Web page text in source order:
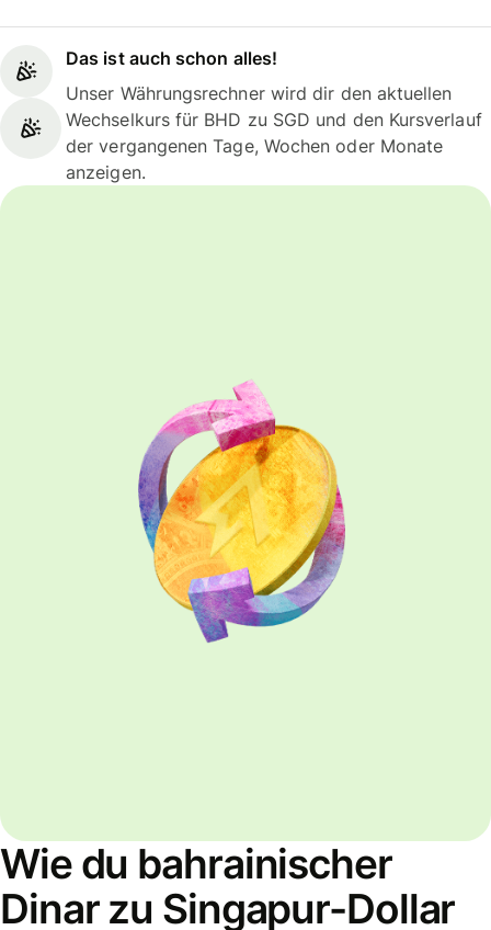
Das ist auch schon alles!
Unser Währungsrechner wird dir den aktuellen
Wechselkurs für BHD zu SGD und den Kursverlauf
der vergangenen Tage, Wochen oder Monate
anzeigen.
Wie du bahrainischer
Dinar zu Singapur-Dollar